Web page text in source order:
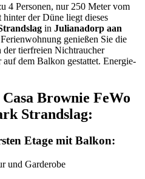
4 Personen, nur 250 Meter vom
der Düne liegt dieses
in Julianadorp aan
genießen Sie die
tierfreien Nichtraucher
dem Balkon gestattet. Energie­
Brownie FeWo
Strandslag:
Etage mit Balkon:
und Garderobe